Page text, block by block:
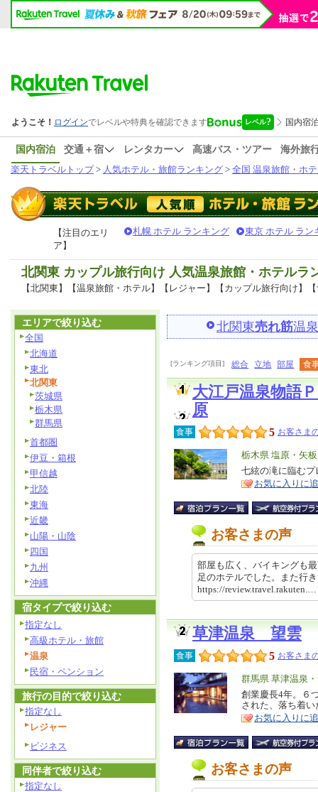
国内宿泊 交通＋宿 レンタカー 高速バス・ツアー
海外旅
楽天トラベルトップ> 人気ホテル・旅館ランキング > 全国 温泉旅館・ホ
【注目のエリ
ア】
札幌 ホテル ランキング 東京 ホテル ラン
北関東 カップル旅行向け 人気温泉旅館・ホテルラ
【北関東】【温泉旅館・ホテル】【レジャー】【カップル旅行向け】
北関東売れ筋温
[ランキング項目] 総合 立地 部屋 食
大江戸温泉物語
原
食事 5 お客さま
エ
リ
ア
栃木県 塩原・矢
特
徴
七絃の滝に臨む
お気に入りに
お客さまの声
部屋も広く、バイキングも
足のホテルでした。また行
https://
草津温泉 望雲
食事 5 お客さま
エ
リ
ア
群馬県 草津温泉
特
徴
創業慶長4年。６
された、落ち着
お気に入りに
お客さまの声
エリアで絞り込む
全国
北海道
東北
北関東
茨城県
栃木県
群馬県
首都圏
伊豆・箱根
甲信越
北陸
東海
近畿
山陽・山陰
四国
九州
沖縄
宿タイプで絞り込む
指定なし
高級ホテル・旅館
温泉
民宿・ペンション
旅行の目的で絞り込む
指定なし
レジャー
ビジネス
同伴者で絞り込む
指定なし